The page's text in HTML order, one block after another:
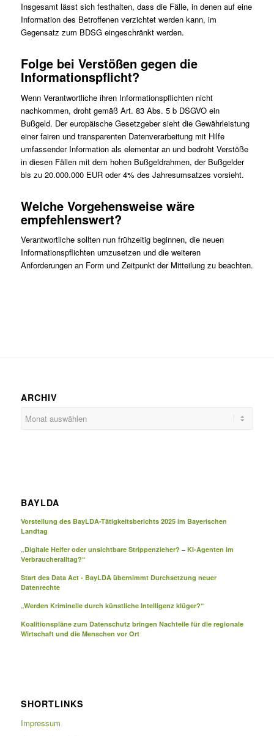
Insgesamt lässt sich festhalten, dass die Fälle, in denen auf eine
Information des Betroffenen verzichtet werden kann, im
Gegensatz zum BDSG eingeschränkt werden.
Folge bei Verstößen gegen die
Informationspflicht?
Wenn Verantwortliche ihren Informationspflichten nicht
nachkommen, droht gemäß Art. 83 Abs. 5 b DSGVO ein
Bußgeld. Der europäische Gesetzgeber sieht die Gewährleistung
einer fairen und transparenten Datenverarbeitung mit Hilfe
umfassender Information als elementar an und bedroht Verstöße
in diesen Fällen mit dem hohen Bußgeldrahmen, der Bußgelder
bis zu 20.000.000 EUR oder 4% des Jahresumsatzes vorsieht.
Welche Vorgehensweise wäre
empfehlenswert?
Verantwortliche sollten nun frühzeitig beginnen, die neuen
Informationspflichten umzusetzen und die weiteren
Anforderungen an Form und Zeitpunkt der Mitteilung zu beachten.
ARCHIV
BAYLDA
Vorstellung des BayLDA-Tätigkeitsberichts 2025 im Bayerischen
Landtag
„Digitale Helfer oder unsichtbare Strippenzieher? – KI-Agenten im
Verbraucheralltag?“
Start des Data Act - BayLDA übernimmt Durchsetzung neuer
Datenrechte
„Werden Kriminelle durch künstliche Intelligenz klüger?“
Koalitionspläne zum Datenschutz bringen Nachteile für die regionale
Wirtschaft und die Menschen vor Ort
SHORTLINKS
Impressum